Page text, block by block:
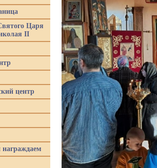
Царя
II
центр